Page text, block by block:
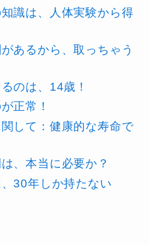
識は、人体実験から得
あるから、取っちゃう
のは、14歳！
正常！
して：健康的な寿命で
、本当に必要か？
30年しか持たない